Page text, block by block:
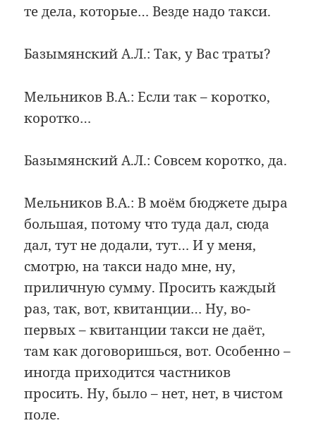
те дела, которые… Везде надо такси.
Базымянский А.Л.: Так, у Вас траты?
Мельников В.А.: Если так – коротко,
коротко…
Базымянский А.Л.: Совсем коротко, да.
Мельников В.А.: В моём бюджете дыра
большая, потому что туда дал, сюда
дал, тут не додали, тут… И у меня,
смотрю, на такси надо мне, ну,
приличную сумму. Просить каждый
раз, так, вот, квитанции… Ну, во-
первых – квитанции такси не даёт,
там как договоришься, вот. Особенно –
иногда приходится частников
просить. Ну, было – нет, нет, в чистом
поле.